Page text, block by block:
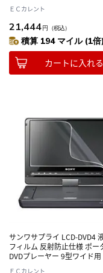
ＥＣカレント
21,444円 （税込）
積算 194 マイル (1倍)
カートに入れる
サンワサプライ LCD-DVD4
フィルム 反射防止仕様 ポー
DVDプレーヤー 9型ワイド用
ＥＣカレント